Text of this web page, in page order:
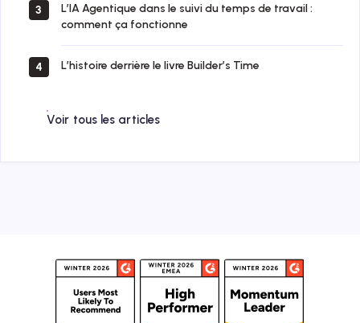
3
L’IA Agentique dans le suivi du temps de travail :
comment ça fonctionne
4 L’histoire derrière le livre Builder’s Time
Voir tous les articles